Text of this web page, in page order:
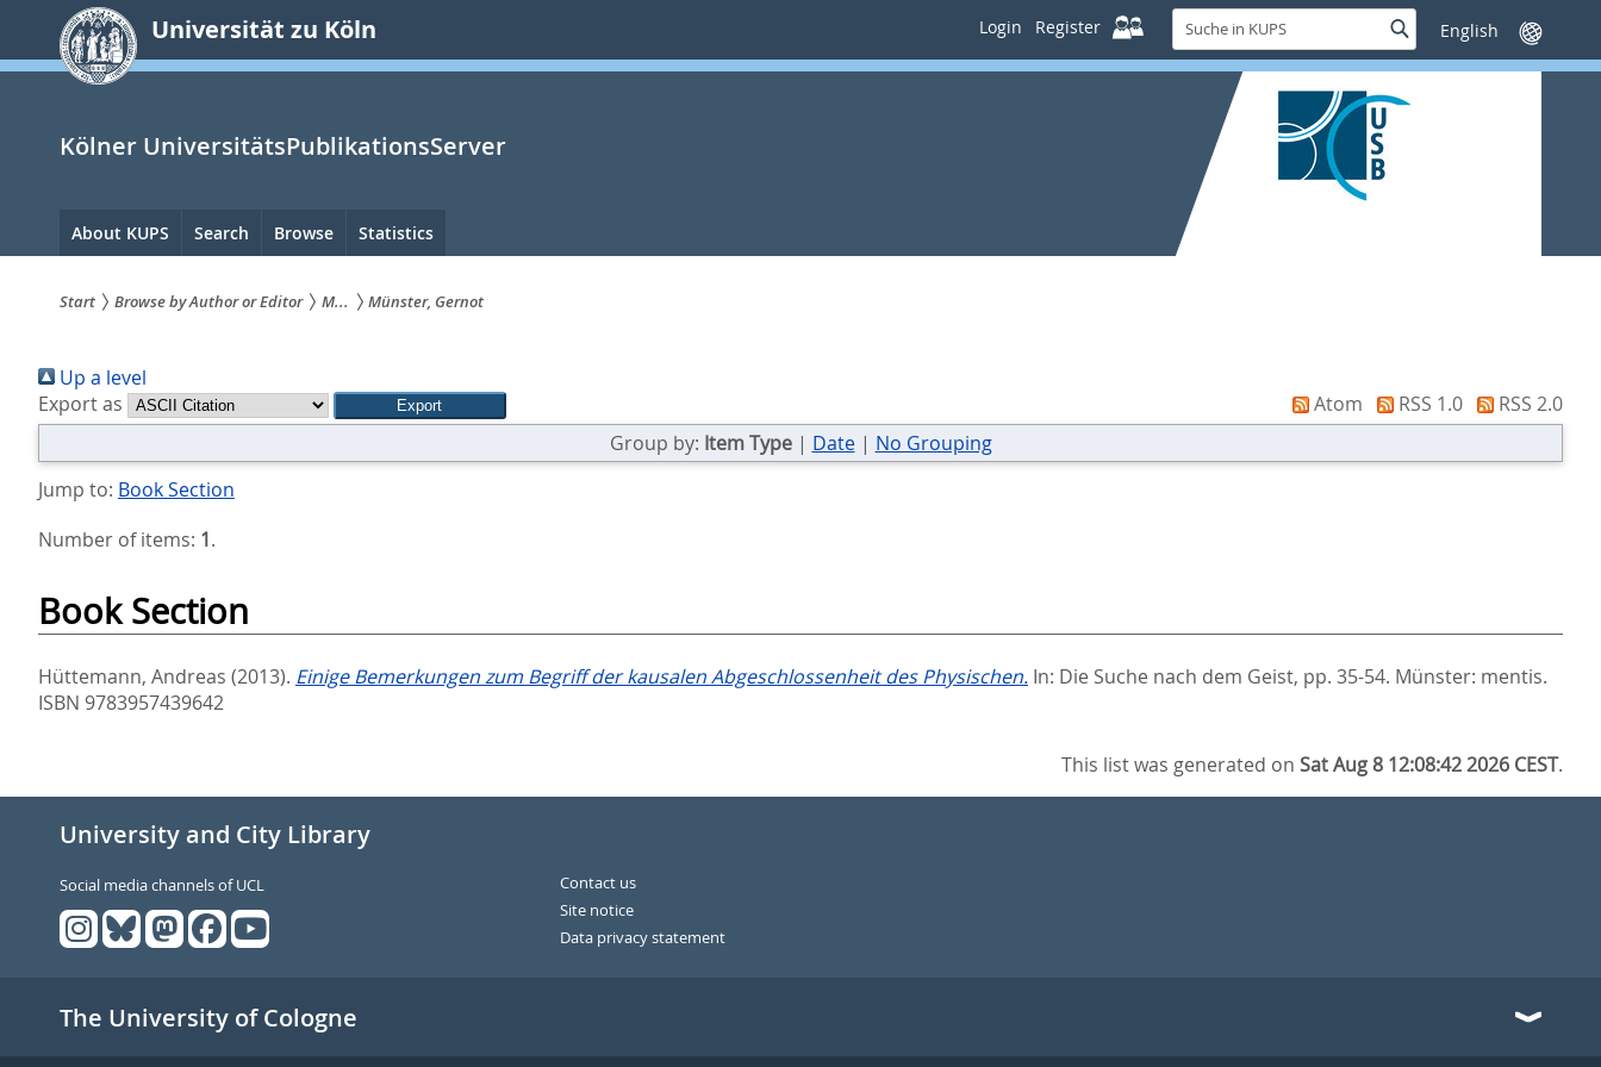
springen
Universität zu Köln Login Register
Suche
in
KUPS
SucheSprache
wechseln
Kölner UniversitätsPublikationsServer
Hauptnavigation
About KUPS Search Browse Statistics
sind
hier:
Start Browse by Author or Editor M... Münster, Gernot
Up a level
Export as
Atom RSS 1.0
RSS 2.0
Group by: Item Type| Date| No Grouping
Jump to: Book Section
Number of items: 1.
Book Section
Hüttemann, Andreas (2013). Einige Bemerkungen zum Begriff der kausalen Abgeschlossenheit des Physischen. In: Die Suche nach dem Geist, pp. 35-54. Münster: mentis.
ISBN 9783957439642
This list was generated onSat Aug 8 12:08:42 2026 CEST.
University and City Library
Social media channels of UCL
Contact us
Site notice
Data privacy statement
The University of Cologne